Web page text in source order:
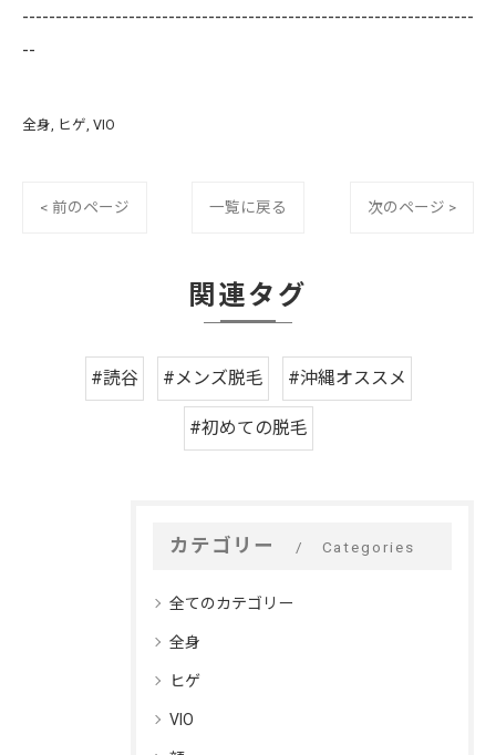
--------------------------------------------------------------------
--
全身 ヒゲ VIO
< 前のページ 一覧に戻る 次のページ >
関連タグ
#読谷 #メンズ脱毛 #沖縄オススメ
#初めての脱毛
カテゴリー Categories
全てのカテゴリー
全身
ヒゲ
VIO